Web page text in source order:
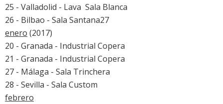
25 - Valladolid - Lava  Sala Blanca
26 - Bilbao - Sala Santana27
enero (2017)
20 - Granada - Industrial Copera
21 - Granada - Industrial Copera
27 - Málaga - Sala Trinchera
28 - Sevilla - Sala Custom
febrero